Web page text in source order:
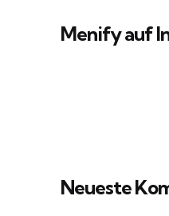
Menify auf
Neueste